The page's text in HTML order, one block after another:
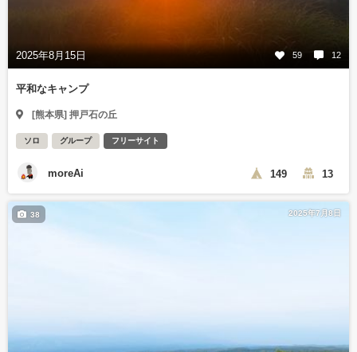
2025年8月15日 59 12
平和なキャンプ
[熊本県] 押戸石の丘
ソロ グループ フリーサイト
moreAi 149 13
2025年7月8日
38